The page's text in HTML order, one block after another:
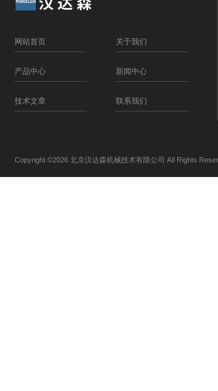
网站首页 关于我们
产品中心 新闻中心
技术文章 联系我们
Copyright ©2026 北京汉达森机械技术有限公司 All Rights